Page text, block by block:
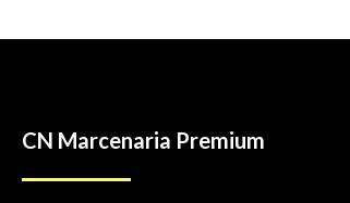
CN Marcenaria Premium